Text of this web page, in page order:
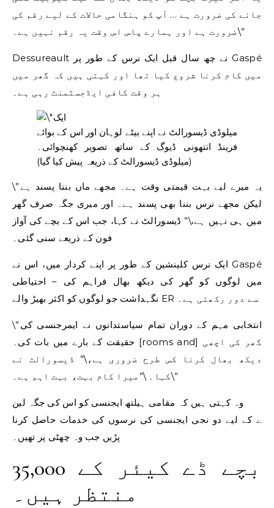
جانے کی ضرورت ہے … آپ کو ہنگامی حالات کے لیے رقم کی
ضرورت ہے اور ہمارے پاس اس وقت یہ رقم نہیں ہے۔\”
Dessureault نے چھ سال قبل ایک نرس کے طور پر Gaspé
میں کام کرنا شروع کیا تھا اور کہتی ہیں کہ گھر میں
ہر وقت کافی ایڈجسٹمنٹ رہی ہے۔
میلوڈی ڈیسورالٹ نے اپنے بیٹے لوہان اور اس کے بوائے
فرینڈ انتھونی ڈیوگ کے ساتھ تصویر کھنچوائی۔
(میلوڈی ڈیسورالٹ کے ذریعہ پیش کیا گیا)
\”یہ میرے لیے بہت قیمتی وقت ہے۔ مجھے ماں بننا پسند ہے
لیکن مجھے نرس بننا بھی پسند ہے۔ اور میری جگہ صرف گھر
میں ہی نہیں ہے،\” ڈیسورالٹ نے کہا، جب اس کے بچے کی آواز
فون کے ذریعے سنی گئی۔
ایک نرس کلینشین کے طور پر اپنے کردار میں، اس نے Gaspé
میں لوگوں کو گھر کی دیکھ بھال فراہم کی – احتیاطی
نگہداشت جو لوگوں کو اکثر بھیڑ والے ER سے دور رکھتی ہے۔
\”انتخابی مہم کے دوران تمام سیاستدانوں نے ایمرجنسی کی
حقیقت کے بارے میں بات کی۔ [rooms and] گھر کی اچھی
دیکھ بھال کرنا کس طرح ضروری ہے،\” ڈیسورالٹ نے
کہا۔ \”میرا کام بہت، بہت اہم ہے۔\”
وہ کہتی ہیں کہ مقامی ہیلتھ ایجنسی کو اس کی جگہ لین
ے کے لیے دو نجی ایجنسی کی نرسوں کی خدمات حاصل کرنا
پڑیں جب وہ چھٹی پر تھیں۔
35,000 بچے ڈے کیئر کے
منتظر ہیں۔